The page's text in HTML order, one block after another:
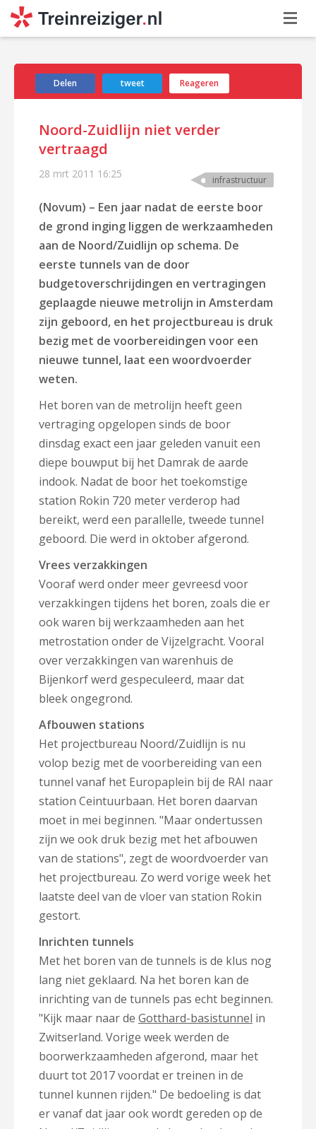
Delen tweet Reageren
Noord-Zuidlijn niet verder
vertraagd
28 mrt 2011 16:25 infrastructuur
(Novum) – Een jaar nadat de eerste boor
de grond inging liggen de werkzaamheden
aan de Noord/Zuidlijn op schema. De
eerste tunnels van de door
budgetoverschrijdingen en vertragingen
geplaagde nieuwe metrolijn in Amsterdam
zijn geboord, en het projectbureau is druk
bezig met de voorbereidingen voor een
nieuwe tunnel, laat een woordvoerder
weten.
Het boren van de metrolijn heeft geen
vertraging opgelopen sinds de boor
dinsdag exact een jaar geleden vanuit een
diepe bouwput bij het Damrak de aarde
indook. Nadat de boor het toekomstige
station Rokin 720 meter verderop had
bereikt, werd een parallelle, tweede tunnel
geboord. Die werd in oktober afgerond.
Vrees verzakkingen
Vooraf werd onder meer gevreesd voor
verzakkingen tijdens het boren, zoals die er
ook waren bij werkzaamheden aan het
metrostation onder de Vijzelgracht. Vooral
over verzakkingen van warenhuis de
Bijenkorf werd gespeculeerd, maar dat
bleek ongegrond.
Afbouwen stations
Het projectbureau Noord/Zuidlijn is nu
volop bezig met de voorbereiding van een
tunnel vanaf het Europaplein bij de RAI naar
station Ceintuurbaan. Het boren daarvan
moet in mei beginnen. "Maar ondertussen
zijn we ook druk bezig met het afbouwen
van de stations", zegt de woordvoerder van
het projectbureau. Zo werd vorige week het
laatste deel van de vloer van station Rokin
gestort.
Inrichten tunnels
Met het boren van de tunnels is de klus nog
lang niet geklaard. Na het boren kan de
inrichting van de tunnels pas echt beginnen.
"Kijk maar naar de Gotthard-basistunnel in
Zwitserland. Vorige week werden de
boorwerkzaamheden afgerond, maar het
duurt tot 2017 voordat er treinen in de
tunnel kunnen rijden." De bedoeling is dat
er vanaf dat jaar ook wordt gereden op de